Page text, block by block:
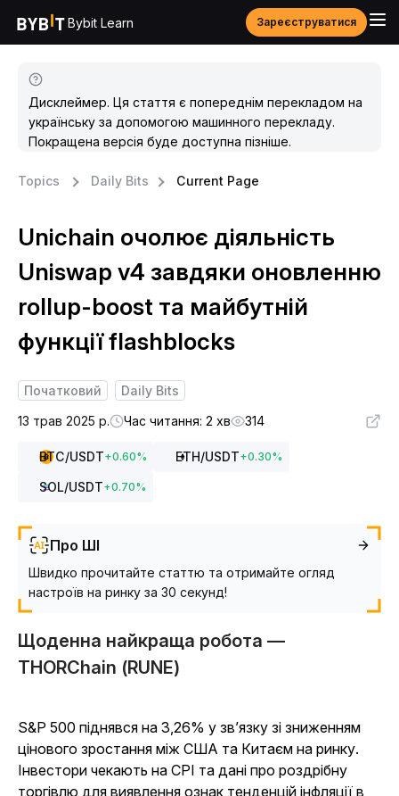
Bybit Learn Зареєструватися
Дисклеймер. Ця стаття є попереднім перекладом на
українську за допомогою машинного перекладу.
Покращена версія буде доступна пізніше.
Topics Daily Bits Current Page
Unichain очолює діяльність
Uniswap v4 завдяки оновленню
rollup-boost та майбутній
функції flashblocks
Початковий
Daily Bits
13 трав 2025 р.
Час читання: 2 хв 314
BTC/USDT+0.60% ETH/USDT+0.30%
SOL/USDT+0.70%
Про ШІ
Швидко прочитайте статтю та отримайте огляд
настроїв на ринку за 30 секунд!
Щоденна найкраща робота —
THORChain (RUNE)
S&P 500 піднявся на 3,26% у зв’язку зі зниженням
цінового зростання між США та Китаєм на ринку.
Інвестори чекають на CPI та дані про роздрібну
торгівлю для виявлення ознак тенденцій інфляції в